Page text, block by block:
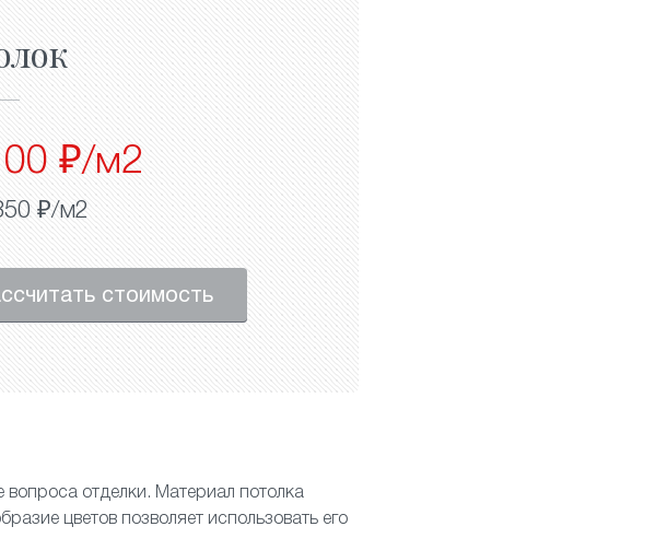
₽/м2
₽/м2
стоимость
отделки. Материал потолка
цветов позволяет использовать его